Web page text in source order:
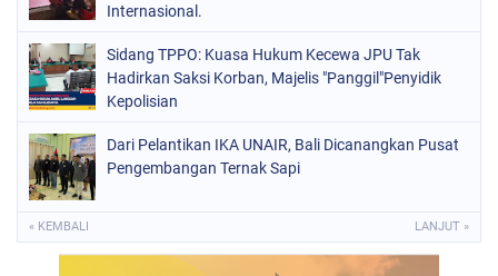
Internasional.
Sidang TPPO: Kuasa Hukum Kecewa JPU Tak
Hadirkan Saksi Korban, Majelis "Panggil"Penyidik
Kepolisian
Dari Pelantikan IKA UNAIR, Bali Dicanangkan Pusat
Pengembangan Ternak Sapi
« KEMBALI LANJUT »